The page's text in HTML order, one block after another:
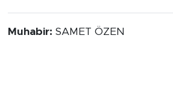
Muhabir: SAMET ÖZEN